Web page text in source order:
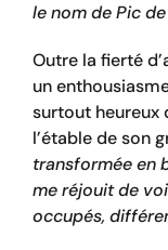
le nom de Pic de
Outre la fierté
un
surtout heureux
l’étable de son
transformée en
me réjouit de
occupés,